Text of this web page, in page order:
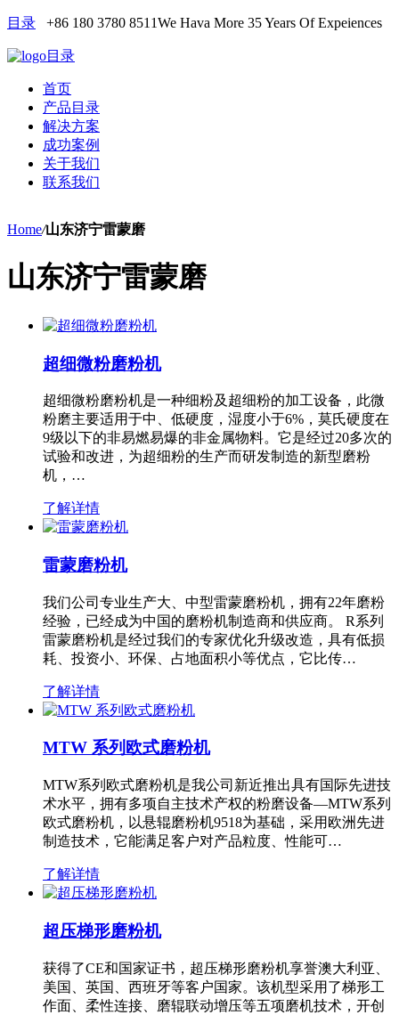
目录 +86 180 3780 8511We Hava More 35 Years Of Expeiences
目录
首页
产品目录
解决方案
成功案例
关于我们
联系我们
Home/山东济宁雷蒙磨
山东济宁雷蒙磨
超细微粉磨粉机
超细微粉磨粉机是一种细粉及超细粉的加工设备，此微
粉磨主要适用于中、低硬度，湿度小于6%，莫氏硬度在
9级以下的非易燃易爆的非金属物料。它是经过20多次的
试验和改进，为超细粉的生产而研发制造的新型磨粉
机，…
了解详情
雷蒙磨粉机
我们公司专业生产大、中型雷蒙磨粉机，拥有22年磨粉
经验，已经成为中国的磨粉机制造商和供应商。 R系列
雷蒙磨粉机是经过我们的专家优化升级改造，具有低损
耗、投资小、环保、占地面积小等优点，它比传…
了解详情
MTW 系列欧式磨粉机
MTW系列欧式磨粉机是我公司新近推出具有国际先进技
术水平，拥有多项自主技术产权的粉磨设备—MTW系列
欧式磨粉机，以悬辊磨粉机9518为基础，采用欧洲先进
制造技术，它能满足客户对产品粒度、性能可…
了解详情
超压梯形磨粉机
获得了CE和国家证书，超压梯形磨粉机享誉澳大利亚、
美国、英国、西班牙等客户国家。该机型采用了梯形工
作面、柔性连接、磨辊联动增压等五项磨机技术，开创